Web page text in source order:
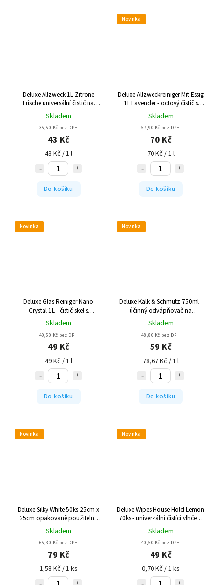
Deluxe Allzweck 1L Zitrone
Frische universální čistič na
podlahy - žlutý
Skladem
35,50 Kč bez DPH
43 Kč
43 Kč / 1 l
Do košíku
Novinka
Deluxe Allzweckreiniger Mit Essig
1L Lavender - octový čistič s
rozprašovačem
Skladem
57,90 Kč bez DPH
70 Kč
70 Kč / 1 l
Do košíku
Novinka
Deluxe Glas Reiniger Nano
Crystal 1L - čistič skel s
rozprašovačem
Skladem
40,50 Kč bez DPH
49 Kč
49 Kč / 1 l
Do košíku
Novinka
Deluxe Kalk & Schmutz 750ml -
účinný odvápňovač na
koupelny
Skladem
48,80 Kč bez DPH
59 Kč
78,67 Kč / 1 l
Do košíku
Novinka
Deluxe Silky White 50ks 25cm x
25cm opakovaně použitelné
utěrky červené
Skladem
65,30 Kč bez DPH
79 Kč
1,58 Kč / 1 ks
Novinka
Deluxe Wipes House Hold Lemon
70ks - univerzální čistící vlhčené
ubrousky
Skladem
40,50 Kč bez DPH
49 Kč
0,70 Kč / 1 ks